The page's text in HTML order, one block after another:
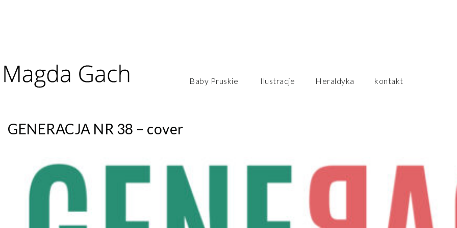
Baby Pruskie Ilustracje Heraldyka kontakt
GENERACJA NR 38 – cover